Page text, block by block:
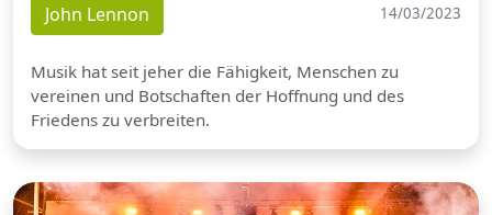
John Lennon 14/03/2023
Musik hat seit jeher die Fähigkeit, Menschen zu
vereinen und Botschaften der Hoffnung und des
Friedens zu verbreiten.